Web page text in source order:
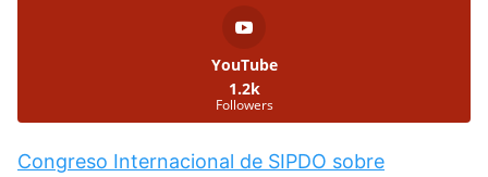
YouTube
1.2k
Followers
Congreso Internacional de SIPDO sobre